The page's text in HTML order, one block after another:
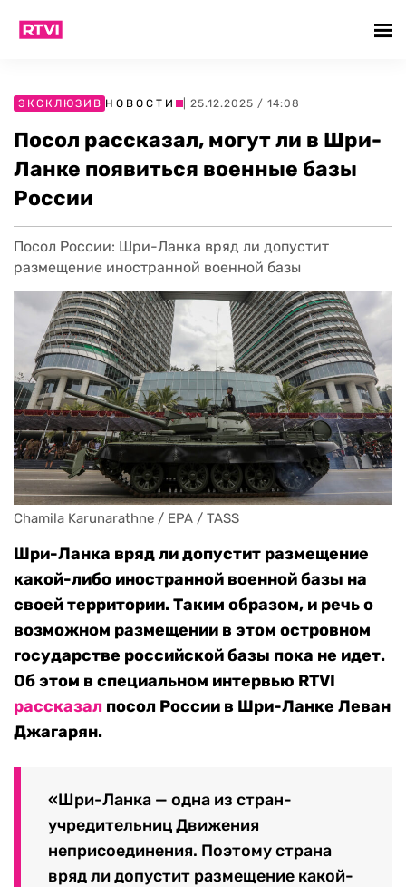
ЭКСКЛЮЗИВ НОВОСТИ | 25.12.2025 / 14:08
Посол рассказал, могут ли в Шри-
Ланке появиться военные базы
России
Посол России: Шри-Ланка вряд ли допустит
размещение иностранной военной базы
Chamila Karunarathne / EPA / TASS
Шри-Ланка вряд ли допустит размещение
какой-либо иностранной военной базы на
своей территории. Таким образом, и речь о
возможном размещении в этом островном
государстве российской базы пока не идет.
Об этом в специальном интервью RTVI
рассказал посол России в Шри-Ланке Леван
Джагарян.
«Шри-Ланка — одна из стран-
учредительниц Движения
неприсоединения. Поэтому страна
вряд ли допустит размещение какой-